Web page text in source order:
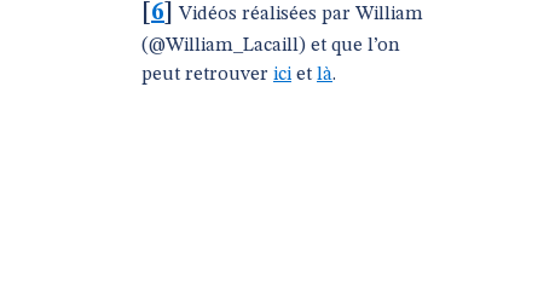
6 ]Vidéos réalisées par William
(@William_Lacaill) et que l’on
peut retrouver ici et là.